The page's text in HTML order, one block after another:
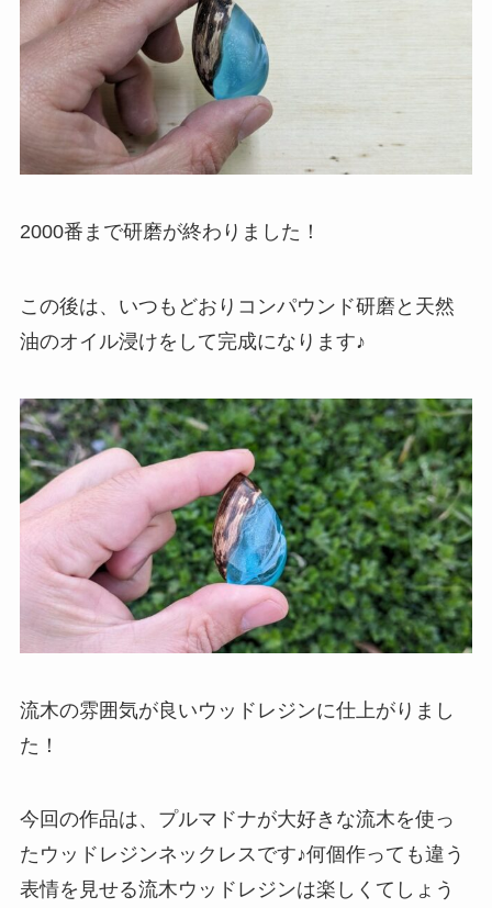
2000番まで研磨が終わりました！
この後は、いつもどおりコンパウンド研磨と天然
油のオイル浸けをして完成になります♪
流木の雰囲気が良いウッドレジンに仕上がりまし
た！
今回の作品は、プルマドナが大好きな流木を使っ
たウッドレジンネックレスです♪何個作っても違う
表情を見せる流木ウッドレジンは楽しくてしょう